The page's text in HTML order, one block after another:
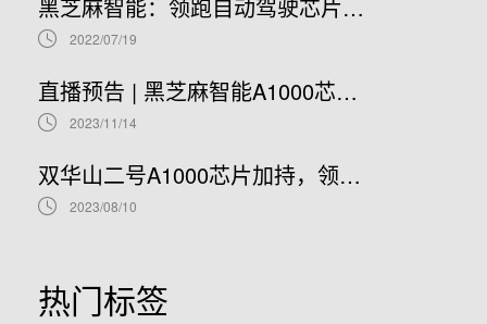
黑芝麻智能：领跑自动驾驶芯片赛道，开启港股IPO新篇章
2022/07/19
直播预告 | 黑芝麻智能A1000芯片基础软件开发在线研讨会
2023/11/14
双华山二号A1000芯片加持，领克08正式开售！
2023/08/10
热门标签